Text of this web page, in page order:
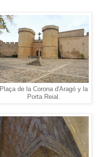
Plaça de la Corona d'Aragó y la
Porta Reial.